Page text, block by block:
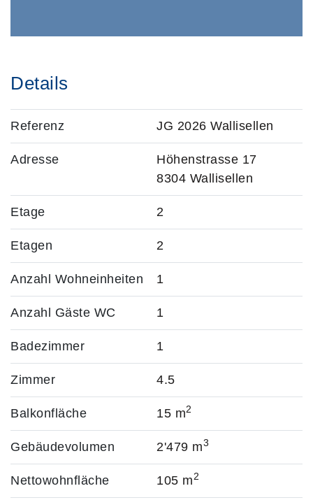
Details
Referenz JG 2026 Wallisellen
Adresse
Höhenstrasse 17
8304 Wallisellen
Etage 2
Etagen 2
Anzahl Wohneinheiten 1
Anzahl Gäste WC 1
Badezimmer 1
Zimmer 4.5
Balkonfläche 15 m2
Gebäudevolumen 2'479 m3
Nettowohnfläche 105 m 2